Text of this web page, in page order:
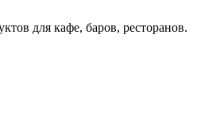
для кафе, баров, ресторанов.